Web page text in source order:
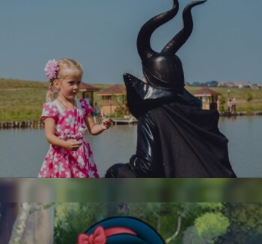
УЗНАТЬ БОЛЬШЕ
Малефисента